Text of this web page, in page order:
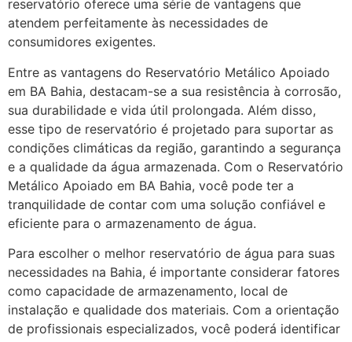
reservatório oferece uma série de vantagens que
atendem perfeitamente às necessidades de
consumidores exigentes.
Entre as vantagens do Reservatório Metálico Apoiado
em BA Bahia, destacam-se a sua resistência à corrosão,
sua durabilidade e vida útil prolongada. Além disso,
esse tipo de reservatório é projetado para suportar as
condições climáticas da região, garantindo a segurança
e a qualidade da água armazenada. Com o Reservatório
Metálico Apoiado em BA Bahia, você pode ter a
tranquilidade de contar com uma solução confiável e
eficiente para o armazenamento de água.
Para escolher o melhor reservatório de água para suas
necessidades na Bahia, é importante considerar fatores
como capacidade de armazenamento, local de
instalação e qualidade dos materiais. Com a orientação
de profissionais especializados, você poderá identificar